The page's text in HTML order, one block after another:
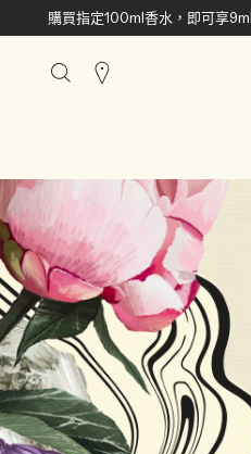
購買指定100ml香水，即可享
搜